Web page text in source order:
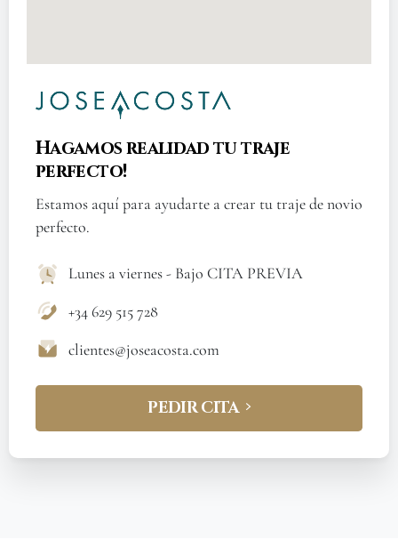
Hagamos realidad tu traje
perfecto!
Estamos aquí para ayudarte a crear tu traje de novio
perfecto.
Lunes a viernes - Bajo CITA PREVIA
+34 629 515 728
clientes@joseacosta.com
PEDIR CITA